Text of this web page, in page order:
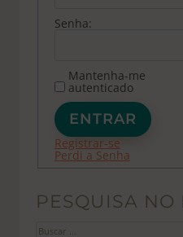
Senha:
Mantenha-me
autenticado
ENTRAR
Registrar-se
Perdi a Senha
PESQUISA NO
Buscar